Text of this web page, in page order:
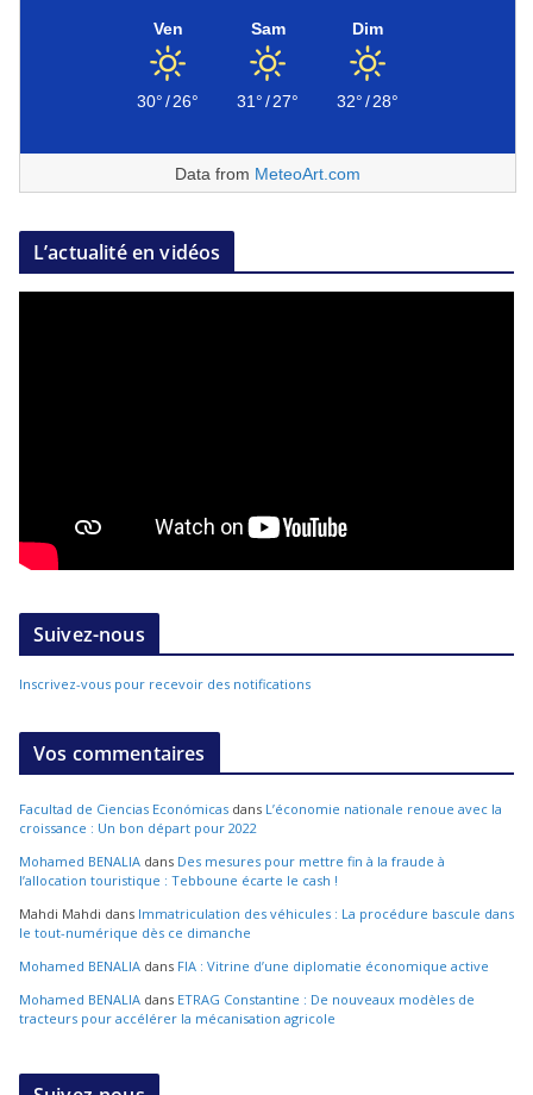
Ven
30°/26°
Sam
31°/27°
Dim
32°/28°
Data from MeteoArt.com
L’actualité en vidéos
Suivez-nous
Inscrivez-vous pour recevoir des notifications
Vos commentaires
Facultad de Ciencias Económicas dans L’économie nationale renoue avec la
croissance : Un bon départ pour 2022
Mohamed BENALIA dans Des mesures pour mettre fin à la fraude à
l’allocation touristique : Tebboune écarte le cash !
Mahdi Mahdi dans Immatriculation des véhicules : La procédure bascule dans
le tout-numérique dès ce dimanche
Mohamed BENALIA dans FIA : Vitrine d’une diplomatie économique active
Mohamed BENALIA dans ETRAG Constantine : De nouveaux modèles de
tracteurs pour accélérer la mécanisation agricole